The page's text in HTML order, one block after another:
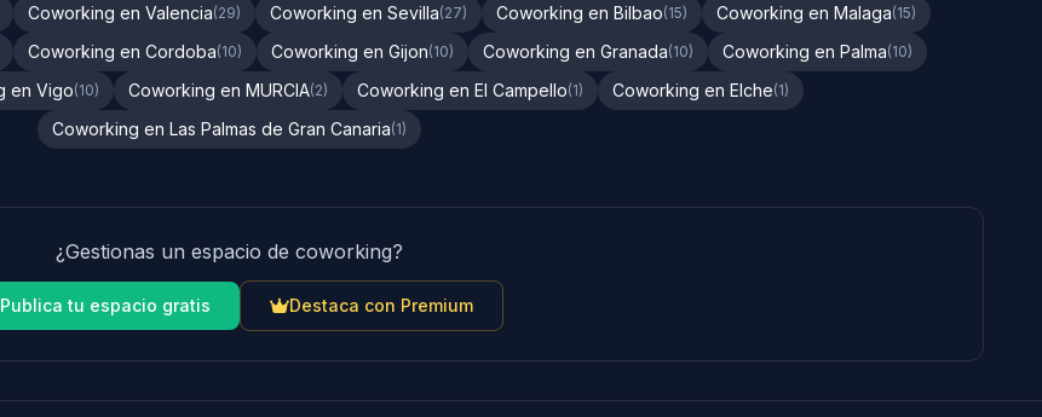
Coworking en Valencia(29) Coworking en Sevilla(27) Coworking en Bilbao(15) Coworking en Malaga(15)
Coworking en Cordoba(10) Coworking en Gijon(10) Coworking en Granada(10) Coworking en Palma(10)
en Vigo(10) Coworking en MURCIA(2) Coworking en El Campello(1) Coworking en Elche(1)
Coworking en Las Palmas de Gran Canaria(1)
¿Gestionas un espacio de coworking?
Publica tu espacio gratis Destaca con Premium